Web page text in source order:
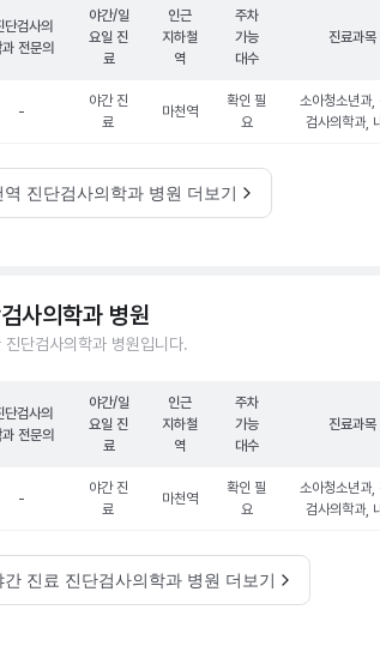
단검사의
전문의
야간/일
요일 진
료
인근
지하철
역
주차
가능
대수
진료과목
-
야간 진
료
마천역
확인 필
요
소아청소년과,
검사의학과,
역 진단검사의학과 병원 더보기
사의학과 병원
단검사의학과 병원입니다.
단검사의
전문의
야간/일
요일 진
료
인근
지하철
역
주차
가능
대수
진료과목
-
야간 진
료
마천역
확인 필
요
소아청소년과,
검사의학과,
간 진료 진단검사의학과 병원 더보기